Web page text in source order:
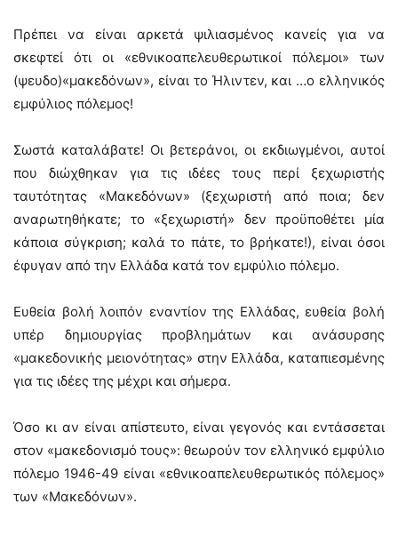
Πρέπει να είναι αρκετά ψιλιασμένος κανείς για να
σκεφτεί ότι οι «εθνικοαπελευθερωτικοί πόλεμοι» των
(ψευδο)«μακεδόνων», είναι το Ήλιντεν, και …ο ελληνικός
εμφύλιος πόλεμος!
Σωστά καταλάβατε! Οι βετεράνοι, οι εκδιωγμένοι, αυτοί
που διώχθηκαν για τις ιδέες τους περί ξεχωριστής
ταυτότητας «Μακεδόνων» (ξεχωριστή από ποια; δεν
αναρωτηθήκατε; το «ξεχωριστή» δεν προϋποθέτει μία
κάποια σύγκριση; καλά το πάτε, το βρήκατε!), είναι όσοι
έφυγαν από την Ελλάδα κατά τον εμφύλιο πόλεμο.
Ευθεία βολή λοιπόν εναντίον της Ελλάδας, ευθεία βολή
υπέρ δημιουργίας προβλημάτων και ανάσυρσης
«μακεδονικής μειονότητας» στην Ελλάδα, καταπιεσμένης
για τις ιδέες της μέχρι και σήμερα.
Όσο κι αν είναι απίστευτο, είναι γεγονός και εντάσσεται
στον «μακεδονισμό τους»: θεωρούν τον ελληνικό εμφύλιο
πόλεμο 1946-49 είναι «εθνικοαπελευθερωτικός πόλεμος»
των «Μακεδόνων».